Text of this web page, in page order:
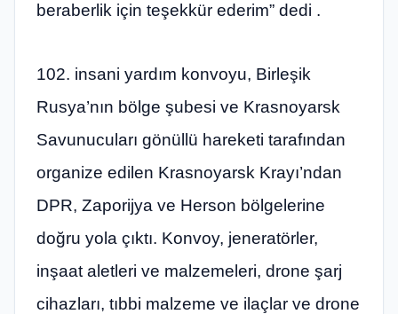
beraberlik için teşekkür ederim” dedi .
102. insani yardım konvoyu, Birleşik
Rusya’nın bölge şubesi ve Krasnoyarsk
Savunucuları gönüllü hareketi tarafından
organize edilen Krasnoyarsk Krayı’ndan
DPR, Zaporijya ve Herson bölgelerine
doğru yola çıktı. Konvoy, jeneratörler,
inşaat aletleri ve malzemeleri, drone şarj
cihazları, tıbbi malzeme ve ilaçlar ve drone